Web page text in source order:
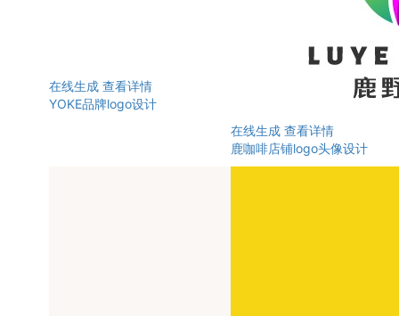
在线生成 查看详情
YOKE品牌logo设计
在线生成 查看详情
鹿咖啡店铺logo头像设计